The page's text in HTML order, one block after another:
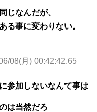
じなんだが、
る事に変わりない。
08(月) 00:42:42.65
参加しないなんて事は
は当然だろ